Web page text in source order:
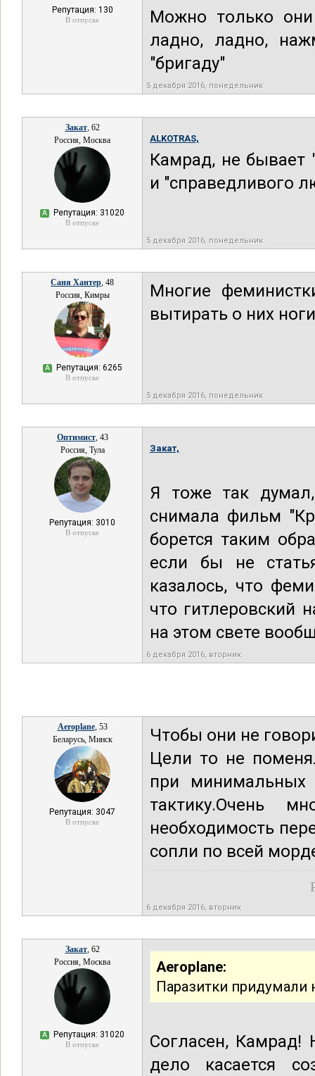
Репутация: 130
В отпуске
Можно только
ладно, ладно,
"бригаду"
5 декабря 2016, понедельник
Закат, 62
Россия, Москва
А Репутация: 31020
В отпуске
ALKOTRAS,
Камрад, не бывает
и "справедливого
5 декабря 2016, понедельник
Саня Хантер, 48
Россия, Кимры
А Репутация: 6265
В отпуске
Многие
вытирать о них
5 декабря 2016, понедельник
Оптимист, 43
Россия, Тула
Репутация: 3010
В отпуске
Закат,
Я тоже так
снимала фильм
борется таким
если бы не
казалось, что
что гитлеровский
на этом свете
6 декабря 2016, вторник
Aeroplane, 53
Беларусь, Минск
Репутация: 3047
В отпуске
Чтобы они не
Цели то не
при минимальных
тактику.Очень
необходимость
сопли по всей
6 декабря 2016, вторник
Закат, 62
Россия, Москва
А Репутация: 31020
В отпуске
Aeroplane:
Паразитки придумали
Согласен, Камрад!
дело касается